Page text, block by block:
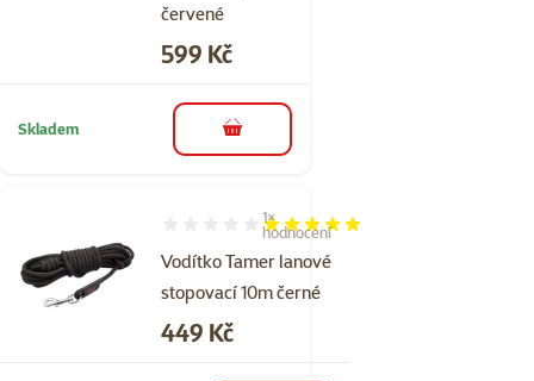
červené
Cena
599 Kč
Skladem do košíku
Vodítko Tamer lanové
stopovací 10m černé
Hodnocení 100%, počet hodnocení: 1
1×
hodnocení
Cena
449 Kč